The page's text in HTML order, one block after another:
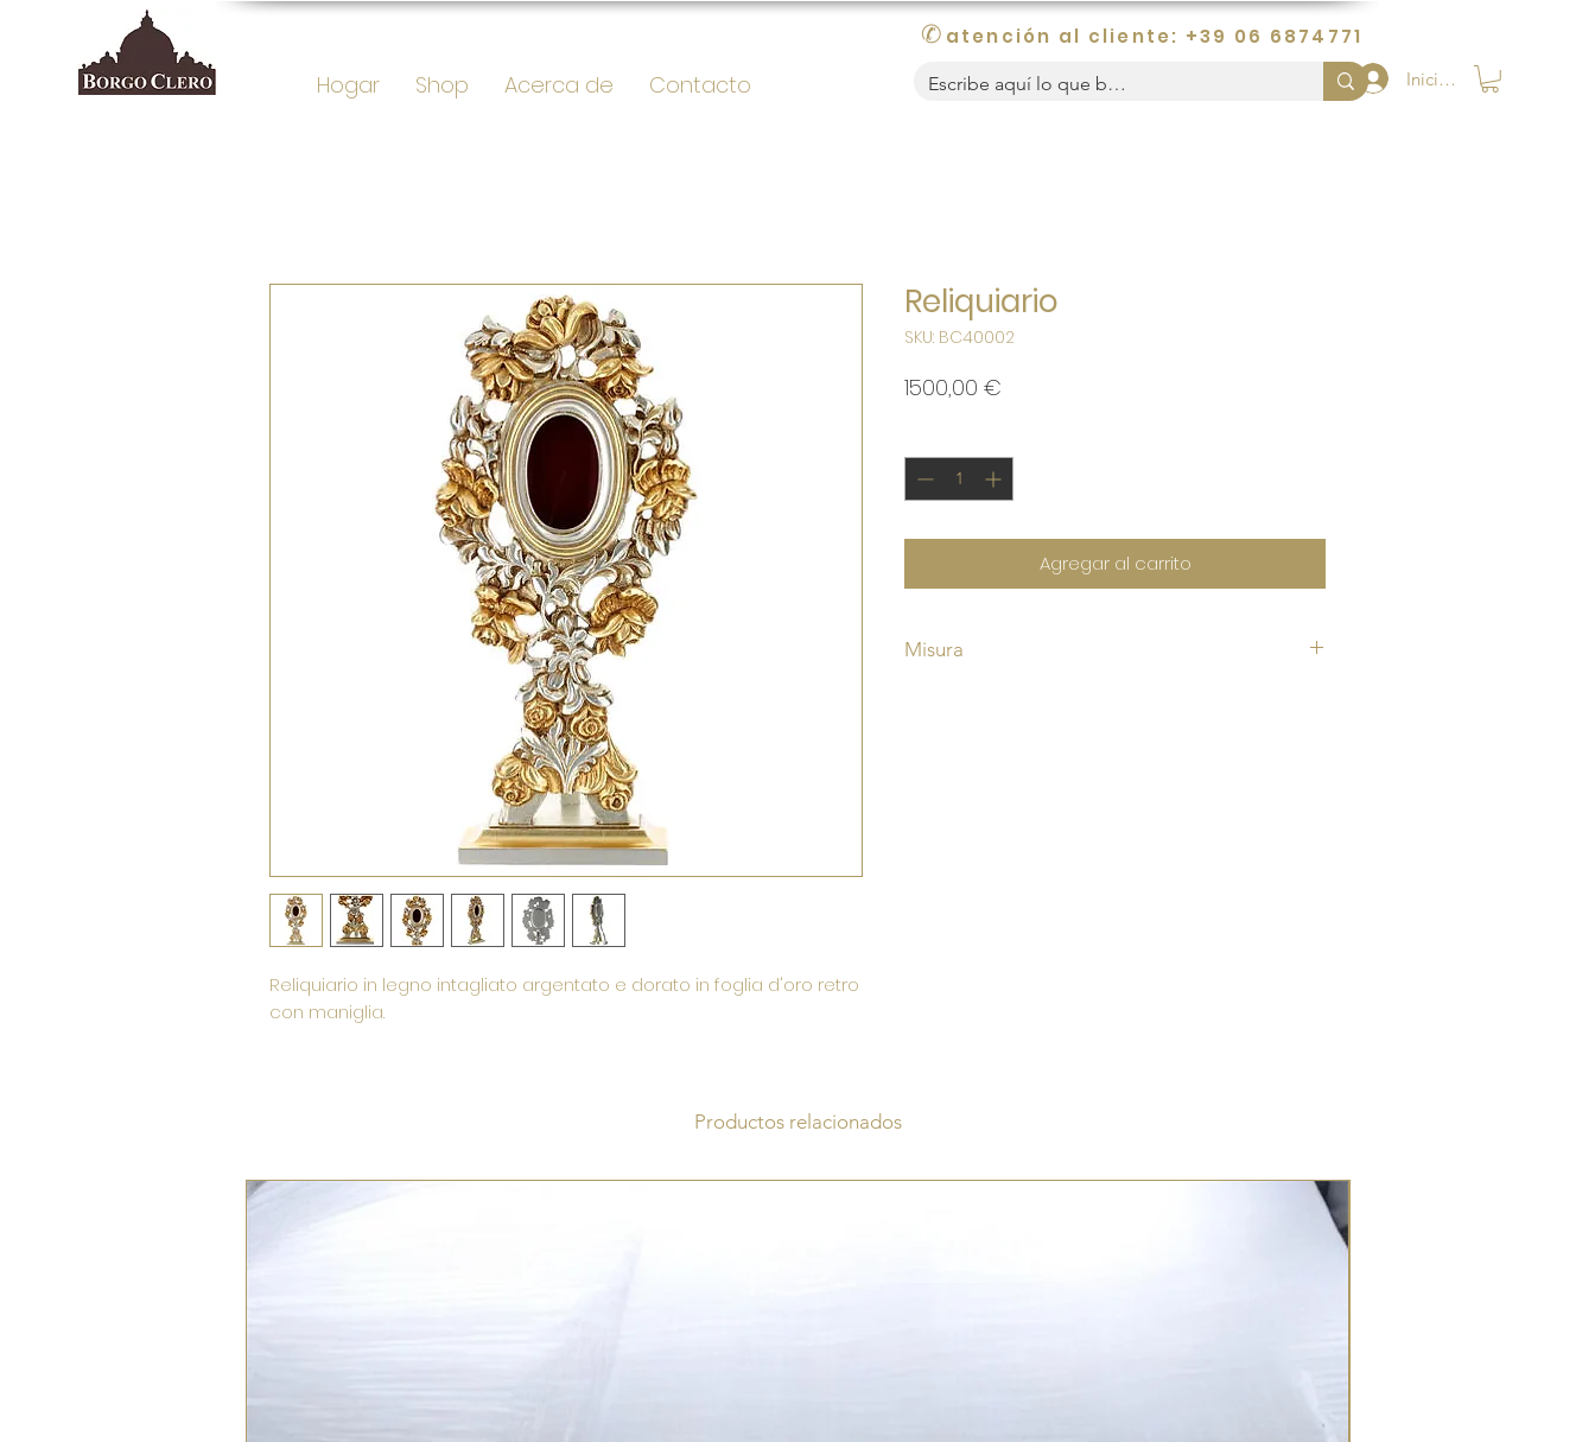
✆ atención al cliente: +39 06 6874771
Hogar Shop Acerca de Contacto Iniciar sesión
Reliquiario in legno intagliato argentato e dorato in foglia d'oro retro
con maniglia.
Reliquiario
SKU: BC40002
1500,00 €
Agregar al carrito
Misura
Productos relacionados